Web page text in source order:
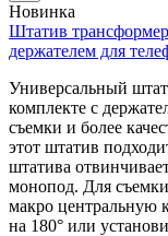
Новинка
Штатив
держателем для
Универсальный
комплекте с
съемки и более
этот штатив
штатива
монопод. Для
макро центральную
на 180° или